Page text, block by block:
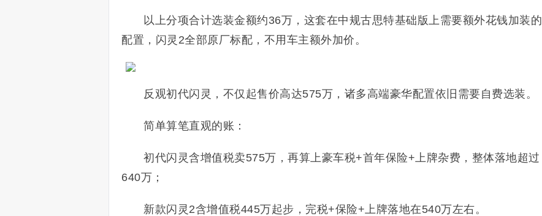
以上分项合计选装金额约36万，这套在中规古思特基础版上需要额外花钱加装的
配置，闪灵2全部原厂标配，不用车主额外加价。
反观初代闪灵，不仅起售价高达575万，诸多高端豪华配置依旧需要自费选装。
简单算笔直观的账：
初代闪灵含增值税卖575万，再算上豪车税+首年保险+上牌杂费，整体落地超过
640万；
新款闪灵2含增值税445万起步，完税+保险+上牌落地在540万左右。